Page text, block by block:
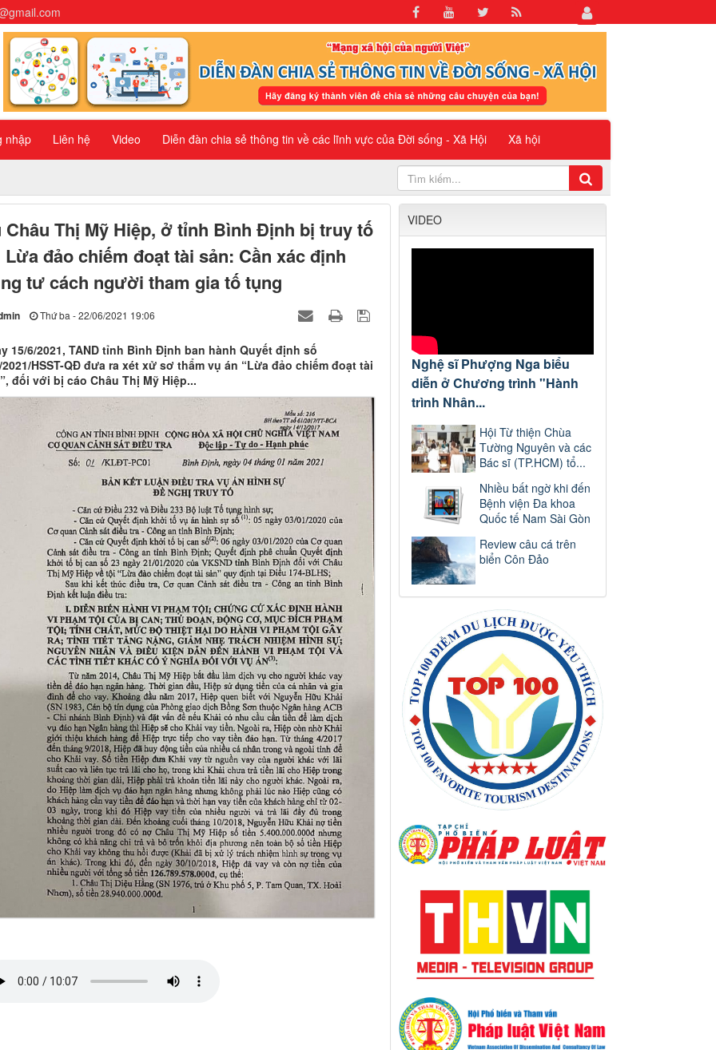
nhập Liên hệ Video Diễn đàn chia sẻ thông tin về các lĩnh vực của Đời sống - Xã Hội Xã hội
Châu Thị Mỹ Hiệp, ở tỉnh Bình Định bị truy tố
đảo chiếm đoạt tài sản: Cần xác định
tư cách người tham gia tố tụng
Thứ ba - 22/06/2021 19:06
15/6/2021, TAND tỉnh Bình Định ban hành Quyết định số
2021/HSST-QĐ đưa ra xét xử sơ thẩm vụ án “Lừa đảo chiếm đoạt tài
đối với bị cáo Châu Thị Mỹ Hiệp...
VIDEO
Nghệ sĩ Phượng Nga biểu
diễn ở Chương trình "Hành
trình Nhân...
Hội Từ thiện Chùa
Tường Nguyên và các
Bác sĩ (TP.HCM) tổ...
Nhiều bất ngờ khi đến
Bệnh viện Đa khoa
Quốc tế Nam Sài Gòn
Review câu cá trên
biển Côn Đảo